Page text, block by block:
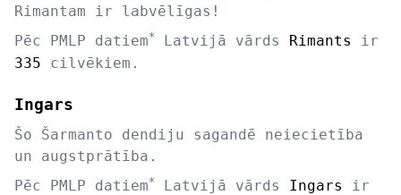
Rimantam ir labvēlīgas!
Pēc PMLP datiem* Latvijā vārds Rimants
ir
335 cilvēkiem.
Ingars
Šo Šarmanto dendiju sagandē neiecietība
un augstprātība.
Pēc PMLP datiem* Latvijā vārds Ingars
ir